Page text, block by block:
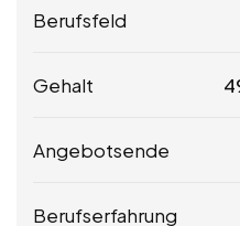
Berufsfeld
Gehalt
Angebotsende
Berufserfahrung